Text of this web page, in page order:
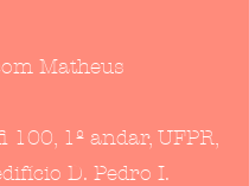
Matheus
100, 1º andar, UFPR,
D. Pedro I.